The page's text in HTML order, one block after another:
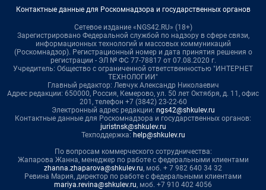
Контактные данные для Роскомнадзора и государственных органов
Сетевое издание «NGS42.RU» (18+)
Зарегистрировано Федеральной службой по надзору в сфере связи,
информационных технологий и массовых коммуникаций
(Роскомнадзор). Регистрационный номер и дата принятия решения о
регистрации - ЭЛ № ФС 77-78817 от 07.08.2020 г.
Учредитель: Общество с ограниченной ответственностью "ИНТЕРНЕТ
ТЕХНОЛОГИИ"
Главный редактор: Левчук Александр Николаевич
Адрес редакции: 650000, Россия, Кемерово, ул. 50 лет Октября, д. 11, офис
201, телефон +7 (3842) 23-22-60
Электронный адрес редакции: ngs42@shkulev.ru
Контактные данные для Роскомнадзора и государственных органов:
juristnsk@shkulev.ru
Техподдержка: help@shkulev.ru
По вопросам коммерческого сотрудничества:
Жапарова Жанна, менеджер по работе с федеральными клиентами
zhanna.zhaparova@shkulev.ru, моб. + 7 982 640 34 32
Ревина Мария, директор по работе с федеральными клиентами
mariya.revina@shkulev.ru, моб. +7 910 402 4056